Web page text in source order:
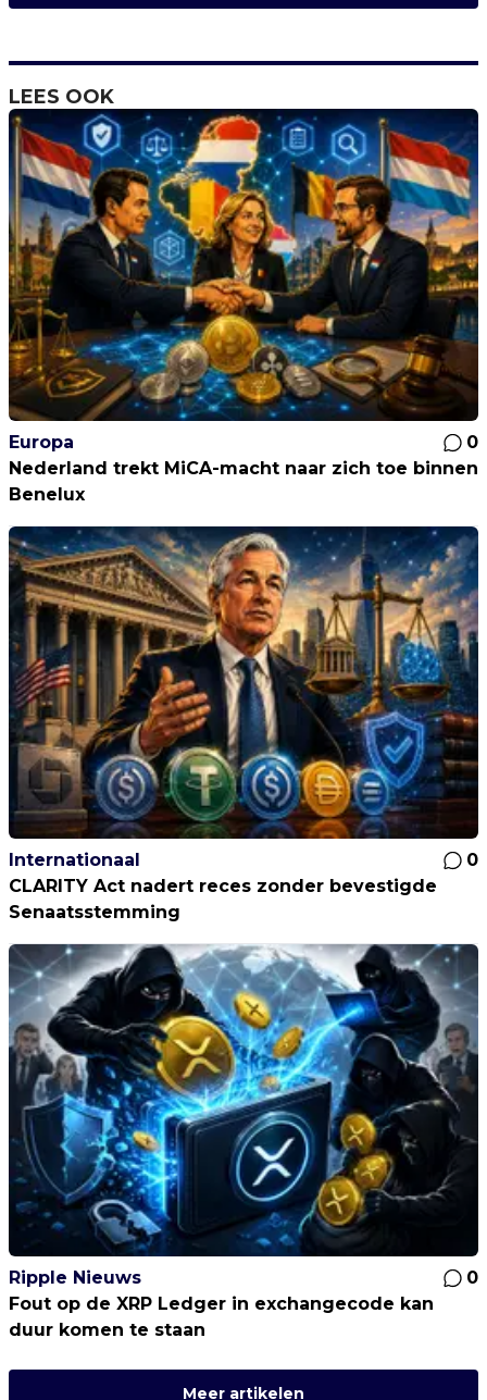
LEES OOK
Europa
0
Nederland trekt MiCA-macht naar zich toe binnen
Benelux
Internationaal
0
CLARITY Act nadert reces zonder bevestigde
Senaatsstemming
Ripple Nieuws
0
Fout op de XRP Ledger in exchangecode kan
duur komen te staan
Meer artikelen